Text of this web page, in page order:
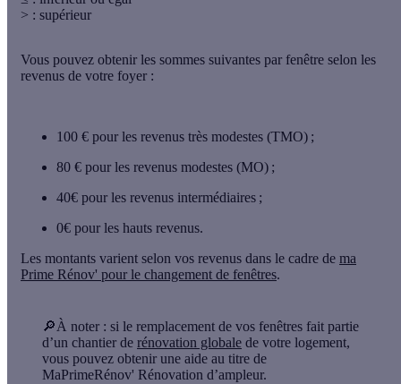
> : supérieur
Vous pouvez obtenir les sommes suivantes par fenêtre selon les
revenus de votre foyer :
100 € pour les revenus très modestes (TMO) ;
80 € pour les revenus modestes (MO) ;
40€ pour les revenus intermédiaires ;
0€ pour les hauts revenus.
Les montants varient selon vos revenus dans le cadre de ma
Prime Rénov' pour le changement de fenêtres.
🔎À noter : si le remplacement de vos fenêtres fait partie
d’un chantier de rénovation globale de votre logement,
vous pouvez obtenir une aide au titre de
MaPrimeRénov' Rénovation d’ampleur.